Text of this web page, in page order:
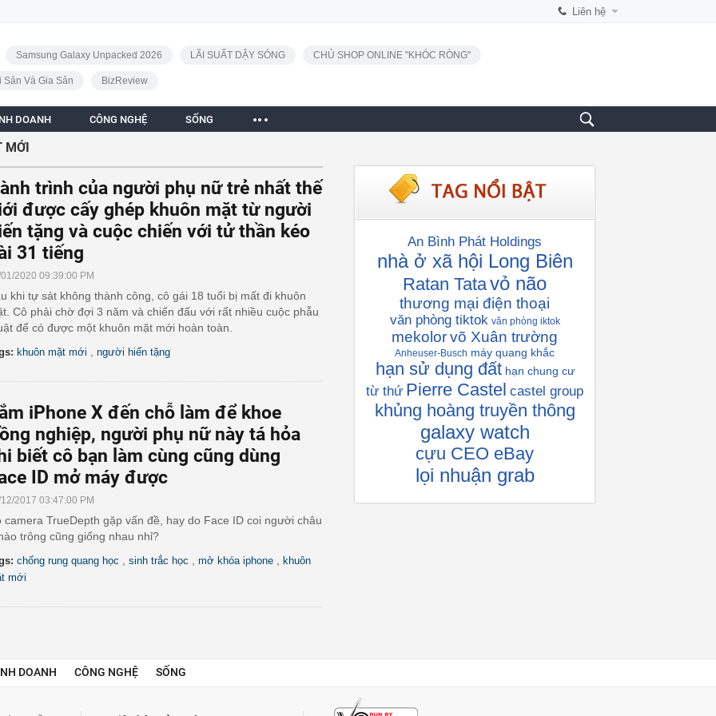
Liên hệ
Samsung Galaxy Unpacked 2026 LÃI SUẤT DẬY SÓNG CHỦ SHOP ONLINE "KHÓC RÒNG"
Sản Và Gia Sản BizReview
DOANH CÔNG NGHỆ SỐNG
MỚI
trình của người phụ nữ trẻ nhất thế
được cấy ghép khuôn mặt từ người
tặng và cuộc chiến với tử thần kéo
31 tiếng
2020 09:39:00 PM
khi tự sát không thành công, cô gái 18 tuổi bị mất đi khuôn
Cô phải chờ đợi 3 năm và chiến đấu với rất nhiều cuộc phẫu
để có được một khuôn mặt mới hoàn toàn.
khuôn mặt mới người hiến tặng
iPhone X đến chỗ làm để khoe
nghiệp, người phụ nữ này tá hỏa
biết cô bạn làm cùng cũng dùng
ID mở máy được
2017 03:47:00 PM
camera TrueDepth gặp vấn đề, hay do Face ID coi người châu
trông cũng giống nhau nhỉ?
chống rung quang học sinh trắc học mở khóa iphone
khuôn
mới
An Bình Phát Holdings
nhà ở xã hội Long Biên
Ratan Tatavỏ não
thương mại điện thoại
văn phòng tiktok văn phòng iktok
mekolorvõ Xuân trường
Anheuser-Busch máy quang khắc
hạn sử dụng đất hạn chung cư
từ thứ Pierre Castel castel group
khủng hoàng truyền thông
galaxy watch
cựu CEO eBay
lọi nhuận grab
DOANH CÔNG NGHỆ SỐNG